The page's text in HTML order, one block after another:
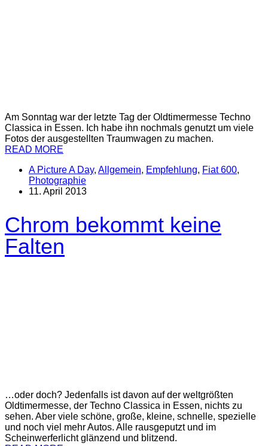
Am Sonntag war der letzte Tag der Oldtimermesse Techno
Classica in Essen. Ich habe ihn nochmals genutzt um viele
Fotos der ausgestellten Traumwagen zu machen.
READ MORE
A Picture A Day, Allgemein, Empfehlung, Fiat 600,
Photographie
11. April 2013
Chrom bekommt keine
Falten
…oder doch? Jedenfalls ist davon auf der weltgrößten
Oldtimermesse, der Techno Classica in Essen, nichts zu
sehen. Aber viele schöne, große, kleine, schnelle, spezielle
und noch viel mehr Autos. Alle rausgeputzt und im
Scheinwerferlicht glänzend und blitzend.